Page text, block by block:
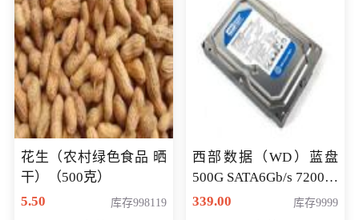
花生（农村绿色食品 晒
干）（500克）
5.50
库存998119
西部数据（WD）蓝盘
500G SATA6Gb/s 7200转
16M 台式机硬盘
339.00 库存9999